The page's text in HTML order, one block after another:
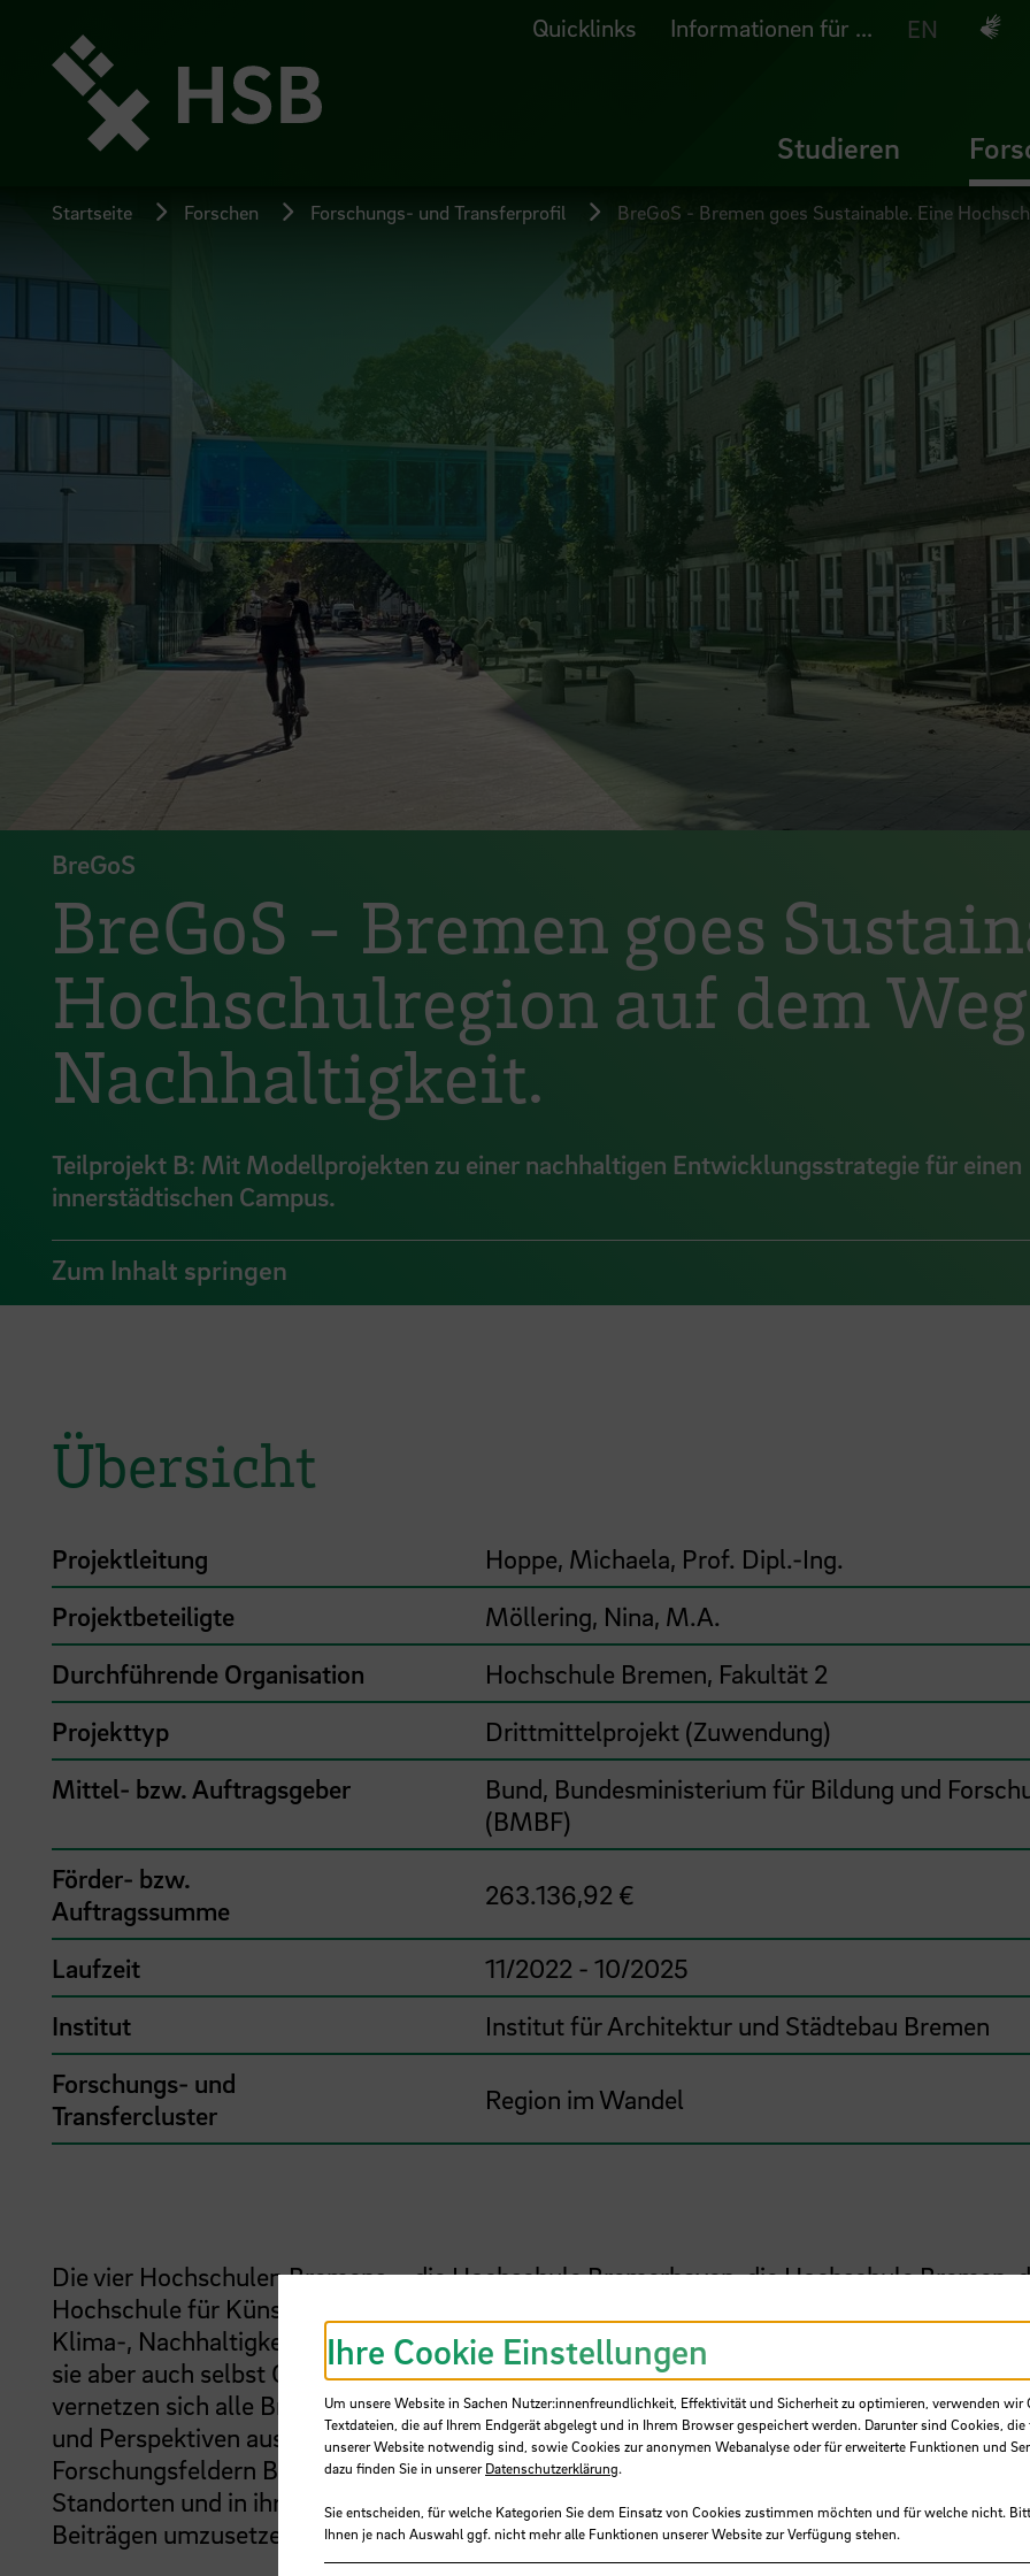
Seiteninhalt
springen
Quicklinks Informationen für ... EN
Studieren
Startseite Forschen Forschungs- und Transferprofil BreGoS - Bremen goes Sustainable. Eine
BreGoS
BreGoS - Bremen goes
Hochschulregion auf dem
Nachhaltigkeit.
Teilprojekt B: Mit Modellprojekten zu einer nachhaltigen Entwicklungsstrategie für einen
innerstädtischen Campus.
Zum Inhalt springen
Übersicht
Projektleitung
Hoppe, Michaela, Prof. Dipl.-Ing.
Projektbeteiligte
Möllering, Nina, M.A.
Durchführende Organisation
Hochschule Bremen, Fakultät 2
Projekttyp
Drittmittelprojekt (Zuwendung)
Mittel- bzw. Auftragsgeber
Bund, Bundesministerium für Bildung und
(BMBF)
Förder- bzw.
Auftragssumme
263.136,92 €
Laufzeit
11/2022 - 10/2025
Institut
Institut für Architektur und Städtebau Bremen
Forschungs- und
Transfercluster
Region im Wandel
Die vier Hochschulen Bremens – die Hochschule Bremerhaven, die Hochschule Bremen,
Hochschule für Künste Bremen und die Universität Bremen – sind ausgewiesene Orte der
Klima-, Nachhaltigkeits- und Transformationsforschung. Als große öffentliche
sie aber auch selbst Gegenstand notwendiger Transformationsprozesse. Im Projekt
vernetzen sich alle Bremer Hochschulen, um gemeinschaftlich ihre unterschiedlichen
und Perspektiven aus allen Statusgruppen dafür zu nutzen, um Handlungsoptionen in den
Forschungsfeldern Biodiversität, Klimaschutz, Mobilität und Ressourcenschonung an
Standorten und in ihrem gesellschaftlichen Wirkungsfeld zu entwickeln und mit
Beiträgen umzusetzen.
Ihre Cookie Einstellungen
Um unsere Website in Sachen Nutzer:innenfreundlichkeit, Effektivität und Sicherheit zu optimieren, verwenden wir
Textdateien, die auf Ihrem Endgerät abgelegt und in Ihrem Browser gespeichert werden. Darunter sind Cookies,
unserer Website notwendig sind, sowie Cookies zur anonymen Webanalyse oder für erweiterte Funktionen und
dazu finden Sie in unsererDatenschutzerklärung.
Sie entscheiden, für welche Kategorien Sie dem Einsatz von Cookies zustimmen möchten und für welche nicht.
Ihnen je nach Auswahl ggf. nicht mehr alle Funktionen unserer Website zur Verfügung stehen.